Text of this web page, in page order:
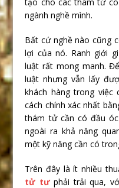
ngành nghề mình.
Bất cứ nghề nào cũng
lợi của nó. Ranh giới
luật rất mong manh.
luật nhưng vẫn lấy
khách hàng trong việc
cách chính xác nhất
thám tử cần có đầu
ngoài ra khả năng
một kỹ năng cần có
Trên đây là ít nhiều
tử tưphải trải qua,